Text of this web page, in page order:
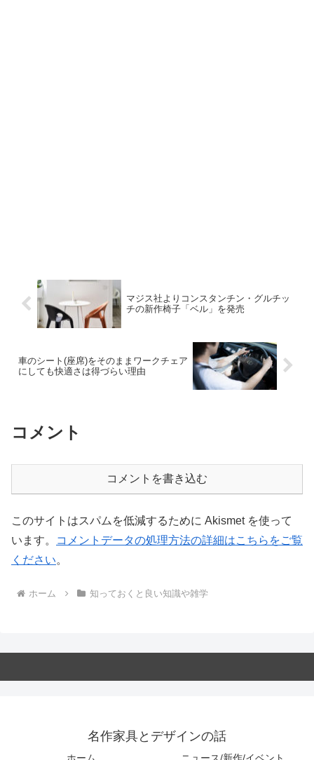
マジス社よりコンスタンチン・グルチッ
チの新作椅子「ベル」を発売
車のシート(座席)をそのままワークチェア
にしても快適さは得づらい理由
コメント
コメントを書き込む
このサイトはスパムを低減するために Akismet を使って
います。
コメントデータの処理方法の詳細はこちらをご覧
ください。
ホーム 知っておくと良い知識や雑学
名作家具とデザインの話